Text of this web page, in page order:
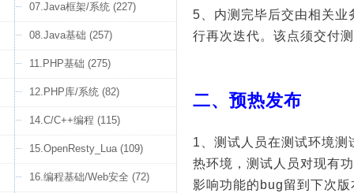
07.Java框架/系统 (227)
08.Java基础 (257)
11.PHP基础 (275)
12.PHP库/系统 (82)
14.C/C++编程 (115)
15.OpenResty_Lua (109)
16.编程基础/Web安全 (72)
5、内测完毕后交由相关业
行再次迭代。该点须交付
二、预热发布
1、测试人员在测试环境
热环境，测试人员对现有
影响功能的bug留到下次